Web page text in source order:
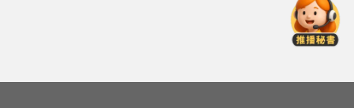
以欣71字發聲反駁